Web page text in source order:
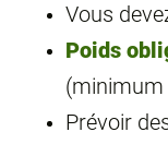
Vous
Poids
(minimum
Prévoir